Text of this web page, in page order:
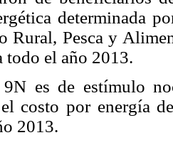
determinada
Rural, Pesca y
todo el año 2013.
es de estímulo
costo por energía
2013.